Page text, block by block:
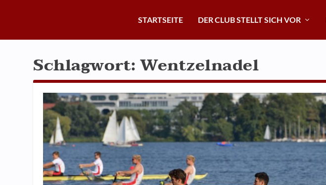
STARTSEITE DER CLUB STELLT SICH VOR
Schlagwort:Wentzelnadel